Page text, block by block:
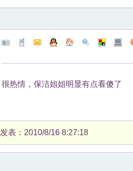
很热情，保洁姐姐明显有点看傻了
发表：2010/8/16 8:27:18